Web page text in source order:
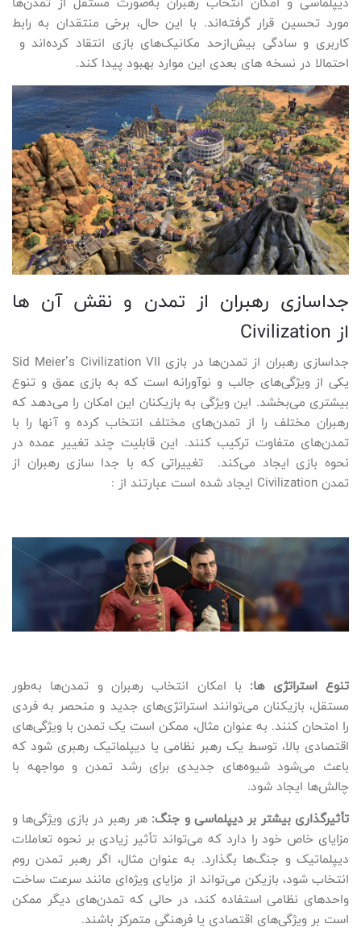
مورد تحسین قرار گرفته‌اند. با این حال، برخی منتقدان به رابط
کاربری و سادگی بیش‌ازحد مکانیک‌های بازی انتقاد کرده‌اند و
احتمالا در نسخه های بعدی این موارد بهبود پیدا کند.
جداسازی رهبران از تمدن و نقش آن ها
از Civilization
جداسازی رهبران از تمدن‌ها در بازی Sid Meier’s Civilization VII
یکی از ویژگی‌های جالب و نوآورانه است که به بازی عمق و تنوع
بیشتری می‌بخشد. این ویژگی به بازیکنان این امکان را می‌دهد که
رهبران مختلف را از تمدن‌های مختلف انتخاب کرده و آنها را با
تمدن‌های متفاوت ترکیب کنند. این قابلیت چند تغییر عمده در
نحوه بازی ایجاد می‌کند. تغییراتی که با جدا سازی رهبران از
تمدن Civilization ایجاد شده است عبارتند از :
تنوع استراتژی ها: با امکان انتخاب رهبران و تمدن‌ها به‌طور
مستقل، بازیکنان می‌توانند استراتژی‌های جدید و منحصر به فردی
را امتحان کنند. به عنوان مثال، ممکن است یک تمدن با ویژگی‌های
اقتصادی بالا، توسط یک رهبر نظامی یا دیپلماتیک رهبری شود که
باعث می‌شود شیوه‌های جدیدی برای رشد تمدن و مواجهه با
چالش‌ها ایجاد شود.
تأثیرگذاری بیشتر بر دیپلماسی و جنگ: هر رهبر در بازی ویژگی‌ها و
مزایای خاص خود را دارد که می‌تواند تأثیر زیادی بر نحوه تعاملات
دیپلماتیک و جنگ‌ها بگذارد. به عنوان مثال، اگر رهبر تمدن روم
انتخاب شود، بازیکن می‌تواند از مزایای ویژه‌ای مانند سرعت ساخت
واحدهای نظامی استفاده کند، در حالی که تمدن‌های دیگر ممکن
است بر ویژگی‌های اقتصادی یا فرهنگی متمرکز باشند.